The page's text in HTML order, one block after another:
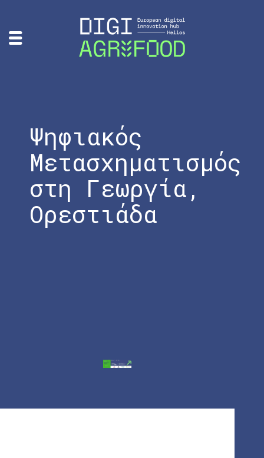
Ψηφιακός
Μετασχηματισμός
στη Γεωργία,
Ορεστιάδα